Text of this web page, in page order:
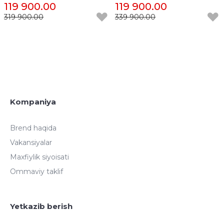
119 900.00
319 900.00
119 900.00
339 900.00
Kompaniya
Brend haqida
Vakansiyalar
Maxfiylik siyoisati
Ommaviy taklif
Yetkazib berish